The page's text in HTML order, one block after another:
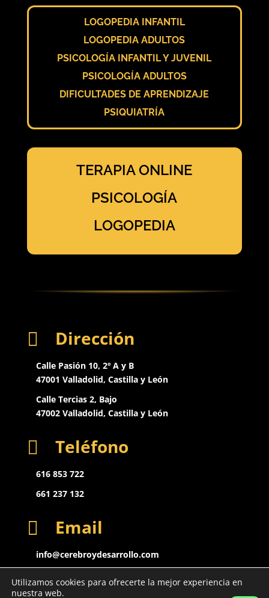
LOGOPEDIA INFANTIL
LOGOPEDIA ADULTOS
PSICOLOGÍA INFANTIL Y JUVENIL
PSICOLOGÍA ADULTOS
DIFICULTADES DE APRENDIZAJE
PSIQUIATRÍA
TERAPIA ONLINE
PSICOLOGÍA
LOGOPEDIA
 Dirección
Calle Pasión 10, 2º A y B
47001 Valladolid, Castilla y León
Calle Tercias 2, Bajo
47002 Valladolid, Castilla y León
 Teléfono
616 853 722
661 237 132
 Email
info@cerebroydesarrollo.com
Utilizamos cookies para ofrecerte la mejor experiencia en
nuestra web.